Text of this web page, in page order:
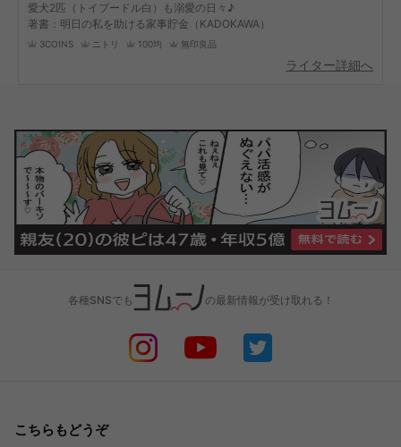
愛犬2匹（トイプードル白）も溺愛の日々♪
著書：明日の私を助ける家事貯金（KADOKAWA）
3COINS ニトリ 100均 無印良品
ライター詳細へ
各種SNSでも の最新情報が受け取れる！
こちらもどうぞ